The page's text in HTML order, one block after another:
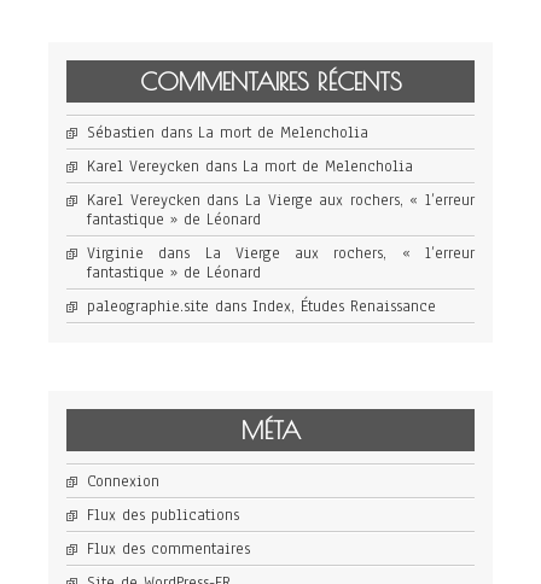
COMMENTAIRES RÉCENTS
Sébastien dans La mort de Melencholia
Karel Vereycken dans La mort de Melencholia
Karel Vereycken dans La Vierge aux rochers, « l’erreur
fantastique » de Léonard
Virginie dans La Vierge aux rochers, « l’erreur
fantastique » de Léonard
paleographie.site dans Index, Études Renaissance
MÉTA
Connexion
Flux des publications
Flux des commentaires